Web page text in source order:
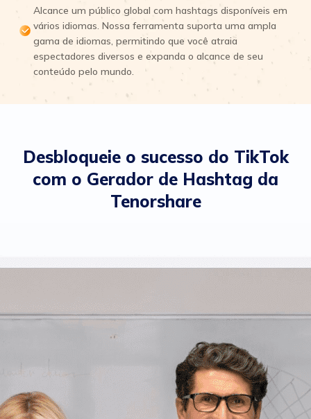
Alcance um público global com hashtags disponíveis em
vários idiomas. Nossa ferramenta suporta uma ampla
gama de idiomas, permitindo que você atraia
espectadores diversos e expanda o alcance de seu
conteúdo pelo mundo.
Desbloqueie o sucesso do TikTok
com o Gerador de Hashtag da
Tenorshare